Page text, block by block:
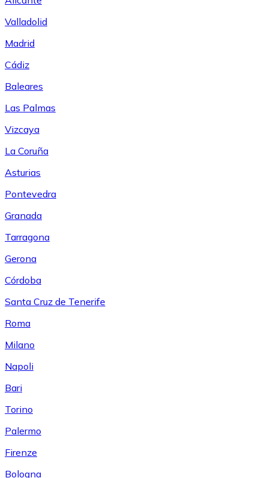
Valladolid
Madrid
Cádiz
Baleares
Las Palmas
Vizcaya
La Coruña
Asturias
Pontevedra
Granada
Tarragona
Gerona
Córdoba
Santa Cruz de Tenerife
Roma
Milano
Napoli
Bari
Torino
Palermo
Firenze
Bologna